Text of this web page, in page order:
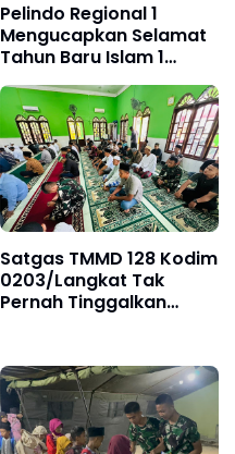
Pelindo Regional 1
Mengucapkan Selamat
Tahun Baru Islam 1
Muharram 1448 H
Satgas TMMD 128 Kodim
0203/Langkat Tak
Pernah Tinggalkan